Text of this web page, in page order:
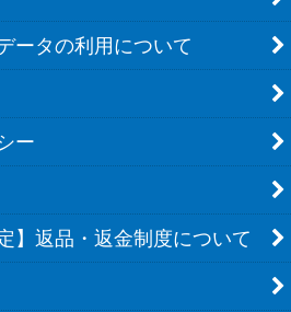
ータの利用について
ー
】返品・返金制度について